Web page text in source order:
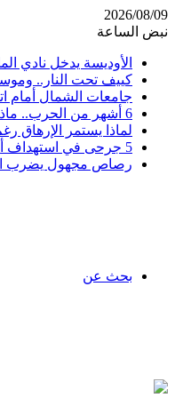
2026/08/09
نبض الساعة
الأوديسة يدخل نادي
كييف تحت النار..
جامعات الشمال أمام
6 أشهر من الحرب.. ماذا كسبت إيران؟
لماذا يستمر الإرهاق
5 جرحى في استهداف أوكراني لمصفاة روسية
رصاص مجهول يضرب
بحث عن